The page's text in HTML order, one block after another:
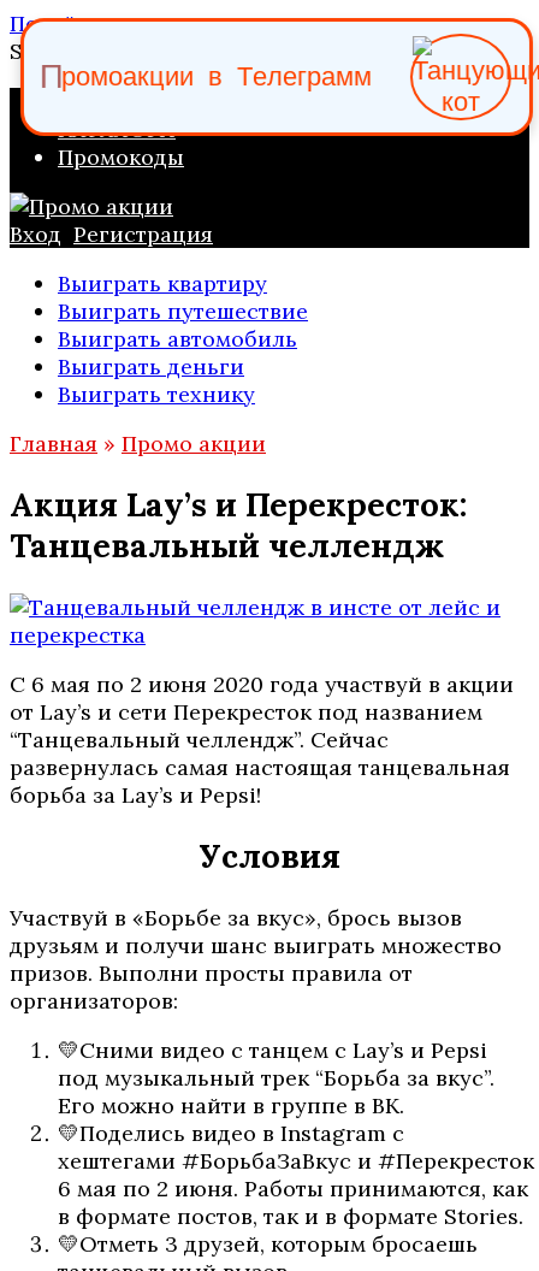
Перейти к содержанию
Search for:
КАТАЛОГИ
Промокоды
Вход Регистрация
Выиграть квартиру
Выиграть путешествие
Выиграть автомобиль
Выиграть деньги
Выиграть технику
Главная » Промо акции
Акция Lay’s и Перекресток:
Танцевальный челлендж
C 6 мая по 2 июня 2020 года участвуй в акции
от Lay’s и сети Перекресток под названием
“Танцевальный челлендж”. Сейчас
развернулась самая настоящая танцевальная
борьба за Lay’s и Pepsi!
Условия
Участвуй в «Борьбе за вкус», брось вызов
друзьям и получи шанс выиграть множество
призов. Выполни просты правила от
организаторов:
💛Сними видео с танцем с Lay’s и Pepsi
под музыкальный трек “Борьба за вкус”.
Его можно найти в группе в ВК.
💛Поделись видео в Instagram с
хештегами #БорьбаЗаВкус и #Перекресток
6 мая по 2 июня. Работы принимаются, как
в формате постов, так и в формате Stories.
💛Отметь 3 друзей, которым бросаешь
Промоакции в Телеграмм